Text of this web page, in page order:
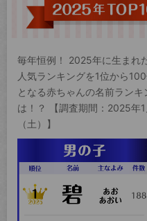
毎年恒例！ 2025年に生まれ
人気ランキングを1位から
となる赤ちゃんの名前ラン
は！？ 【調査期間：2025年
（土）】